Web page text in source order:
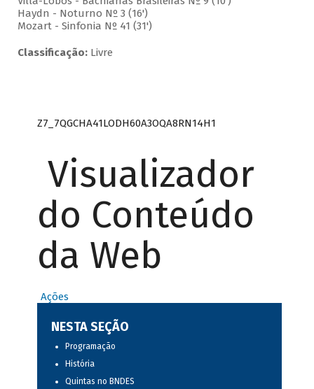
Haydn - Noturno Nº 3 (16')
Mozart - Sinfonia Nº 41 (31')
Classificação:Livre
Z7_7QGCHA41LODH60A3OQA8RN14H1
Visualizador
do Conteúdo
da Web
Ações
NESTA SEÇÃO
Programação
História
Quintas no BNDES